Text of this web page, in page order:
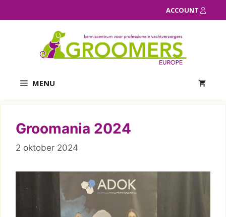
naar
ACCOUNT
MENU
Groomania 2024
2 oktober 2024